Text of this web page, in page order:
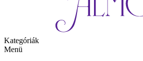
Kategóriák
Menü